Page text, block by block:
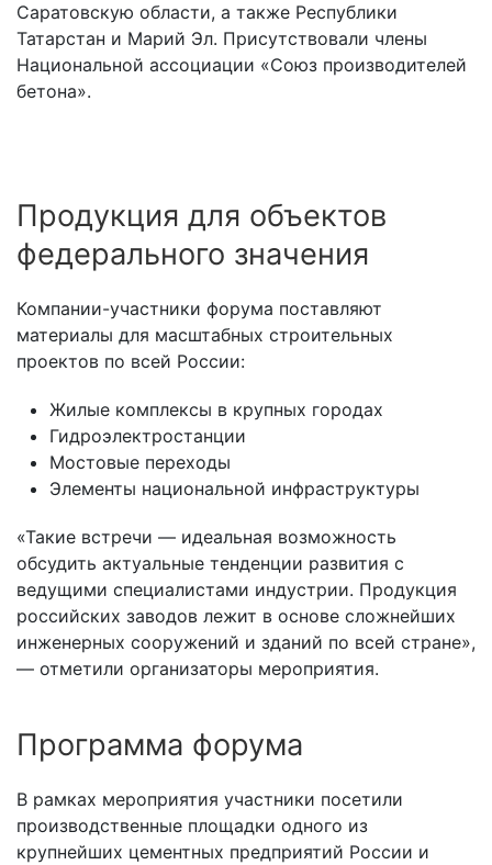
Саратовскую области, а также Республики
Татарстан и Марий Эл. Присутствовали члены
Национальной ассоциации «Союз производителей
бетона».
Продукция для объектов
федерального значения
Компании-участники форума поставляют
материалы для масштабных строительных
проектов по всей России:
Жилые комплексы в крупных городах
Гидроэлектростанции
Мостовые переходы
Элементы национальной инфраструктуры
«Такие встречи — идеальная возможность
обсудить актуальные тенденции развития с
ведущими специалистами индустрии. Продукция
российских заводов лежит в основе сложнейших
инженерных сооружений и зданий по всей стране»,
— отметили организаторы мероприятия.
Программа форума
В рамках мероприятия участники посетили
производственные площадки одного из
крупнейших цементных предприятий России и